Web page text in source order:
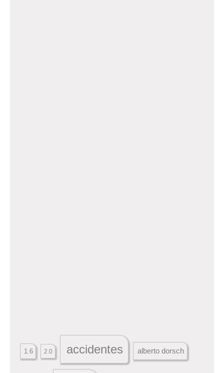
1.6 2.0 accidentes alberto dorsch